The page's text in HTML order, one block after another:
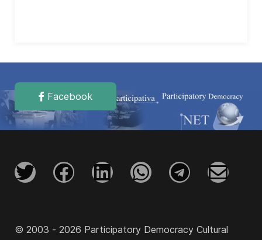
Facebook
© 2003 - 2026 Participatory Democracy Cultural